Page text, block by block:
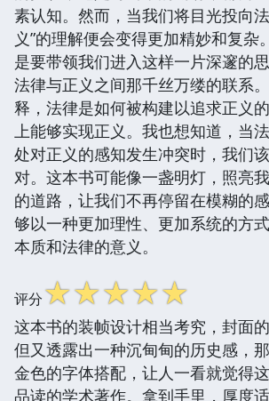
素认知。然而，当我们将目光投向
义”的理解便会变得更加精妙和复杂
是要带领我们进入这样一片深邃的
法律与正义之间那千丝万缕的联系
释，法律是如何被构建以追求正义
上能够实现正义。我也想知道，当
处对正义的感知发生冲突时，我们
对。这本书可能像一盏明灯，照亮
的道路，让我们不再停留在模糊的
够以一种更加理性、更加系统的方
本质和法律的意义。
评分☆☆☆☆☆
这本书的装帧设计相当考究，封面
但又透露出一种沉甸甸的历史感，
金色的字体搭配，让人一看就觉得
品读的学术著作。拿到手里，厚度